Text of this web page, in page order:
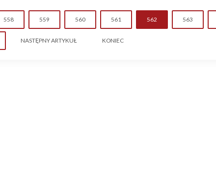
558 559 560 561 562 563
NASTĘPNY ARTYKUŁ KONIEC